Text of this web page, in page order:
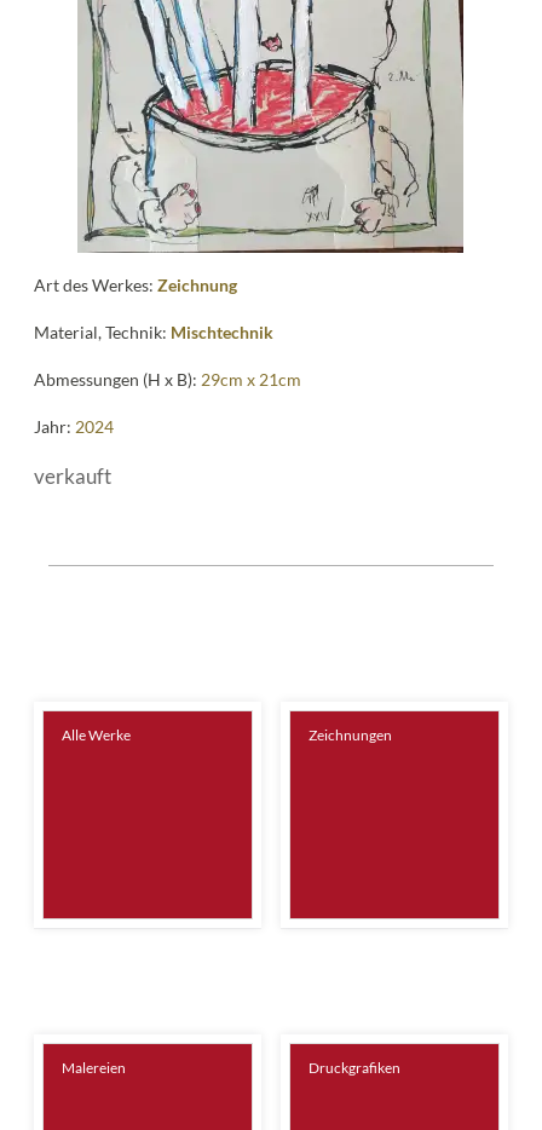
Art des Werkes:Zeichnung
Material, Technik: Mischtechnik
Abmessungen (H x B): 29cm x 21cm
Jahr: 2024
verkauft
Alle Werke Zeichnungen
Malereien Druckgrafiken